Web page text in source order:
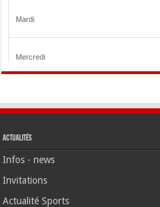
Actualités
Infos - news
Invitations
Actualité Sports